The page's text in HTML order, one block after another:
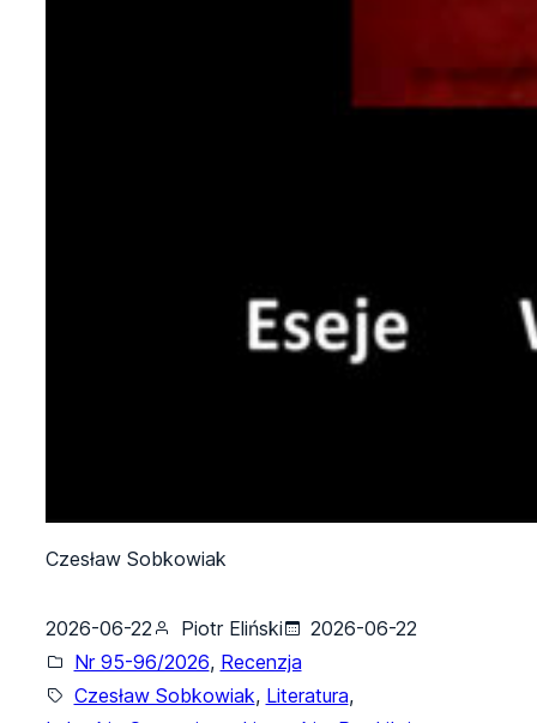
Czesław Sobkowiak
2026-06-22 Piotr Eliński
2026-06-22
Nr 95-96/2026, Recenzja
Czesław Sobkowiak, Literatura,